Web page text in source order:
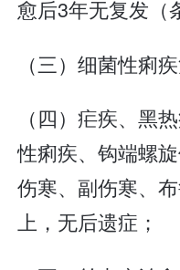
愈后3年无复发（
（三）细菌性痢
（四）疟疾、黑
性痢疾、钩端螺
伤寒、副伤寒、
上，无后遗症；